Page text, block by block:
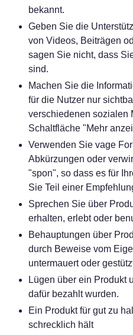
bekannt.
Geben Sie die
von Videos, Beiträgen
sagen Sie nicht, dass
sind.
Machen Sie die
für die Nutzer nur
verschiedenen sozialen
Schaltfläche "Mehr
Verwenden Sie vage
Abkürzungen oder
"spon", so dass es für
Sie Teil einer
Sprechen Sie über
erhalten, erlebt oder
Behauptungen über
durch Beweise vom
untermauert oder
Lügen über ein Produkt
dafür bezahlt wurden.
Ein Produkt für gut zu
schrecklich hält